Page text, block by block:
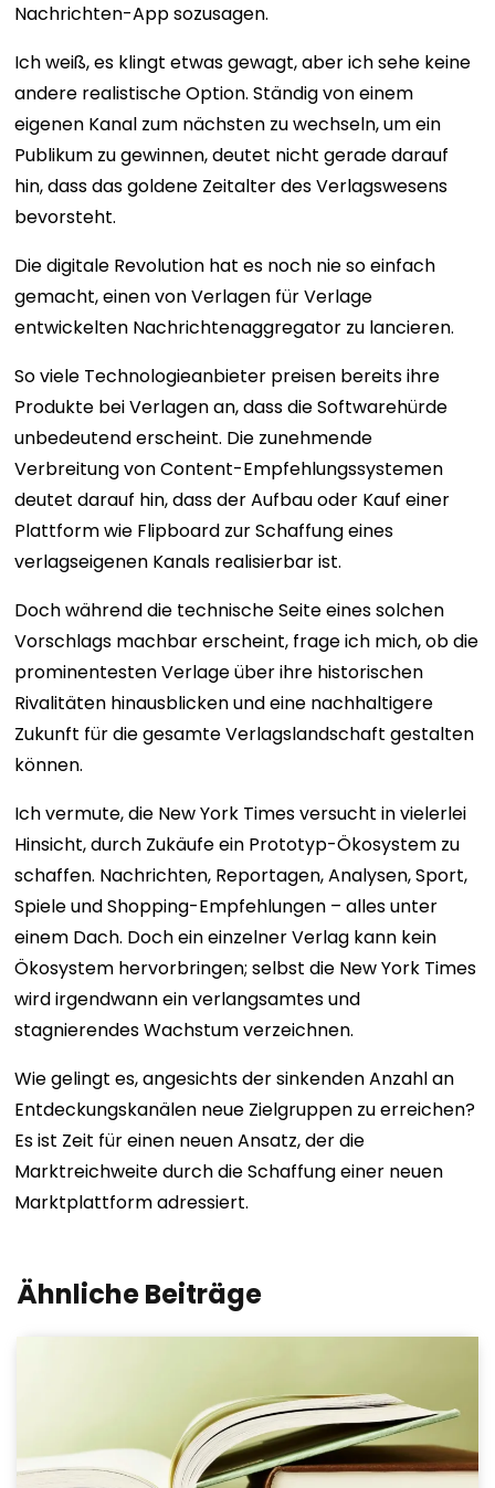
Nachrichten-App sozusagen.
Ich weiß, es klingt etwas gewagt, aber ich sehe keine
andere realistische Option. Ständig von einem
eigenen Kanal zum nächsten zu wechseln, um ein
Publikum zu gewinnen, deutet nicht gerade darauf
hin, dass das goldene Zeitalter des Verlagswesens
bevorsteht.
Die digitale Revolution hat es noch nie so einfach
gemacht, einen von Verlagen für Verlage
entwickelten Nachrichtenaggregator zu lancieren.
So viele Technologieanbieter preisen bereits ihre
Produkte bei Verlagen an, dass die Softwarehürde
unbedeutend erscheint. Die zunehmende
Verbreitung von Content-Empfehlungssystemen
deutet darauf hin, dass der Aufbau oder Kauf einer
Plattform wie Flipboard zur Schaffung eines
verlagseigenen Kanals realisierbar ist.
Doch während die technische Seite eines solchen
Vorschlags machbar erscheint, frage ich mich, ob die
prominentesten Verlage über ihre historischen
Rivalitäten hinausblicken und eine nachhaltigere
Zukunft für die gesamte Verlagslandschaft gestalten
können.
Ich vermute, die New York Times versucht in vielerlei
Hinsicht, durch Zukäufe ein Prototyp-Ökosystem zu
schaffen. Nachrichten, Reportagen, Analysen, Sport,
Spiele und Shopping-Empfehlungen – alles unter
einem Dach. Doch ein einzelner Verlag kann kein
Ökosystem hervorbringen; selbst die New York Times
wird irgendwann ein verlangsamtes und
stagnierendes Wachstum verzeichnen.
Wie gelingt es, angesichts der sinkenden Anzahl an
Entdeckungskanälen neue Zielgruppen zu erreichen?
Es ist Zeit für einen neuen Ansatz, der die
Marktreichweite durch die Schaffung einer neuen
Marktplattform adressiert.
Ähnliche Beiträge